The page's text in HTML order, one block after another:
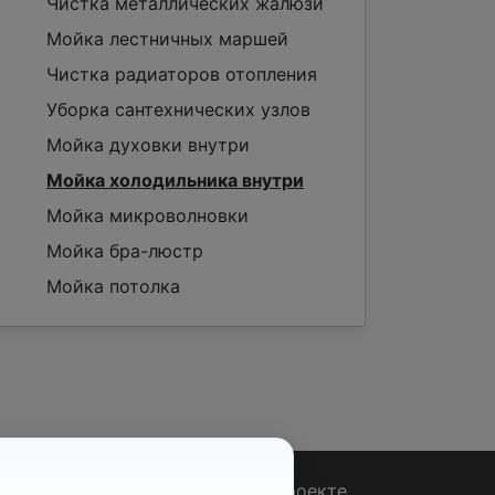
Мойка лестничных маршей
Чистка радиаторов отопления
Уборка сантехнических узлов
Мойка духовки внутри
Мойка холодильника внутри
Мойка микроволновки
Мойка бра-люстр
Мойка потолка
О проекте